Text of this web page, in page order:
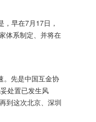
早在7月17日，
体系制定、并将在
。先是中国互金协
处置已发生风
到这次北京、深圳